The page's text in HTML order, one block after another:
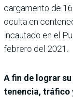
cargamento de
oculta en
incautado en el
febrero del 2021.
A fin de lograr
tenencia, tráfico